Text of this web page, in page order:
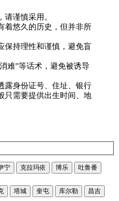
请谨慎采用。
着悠久的历史，但并非所
保持理性和谨慎，避免盲
难”等话术，避免被诱导
露身份证号、住址、银行
只需要提供出生时间、地
宁 克拉玛依 博乐 吐鲁番
塔城 奎屯 库尔勒 昌吉